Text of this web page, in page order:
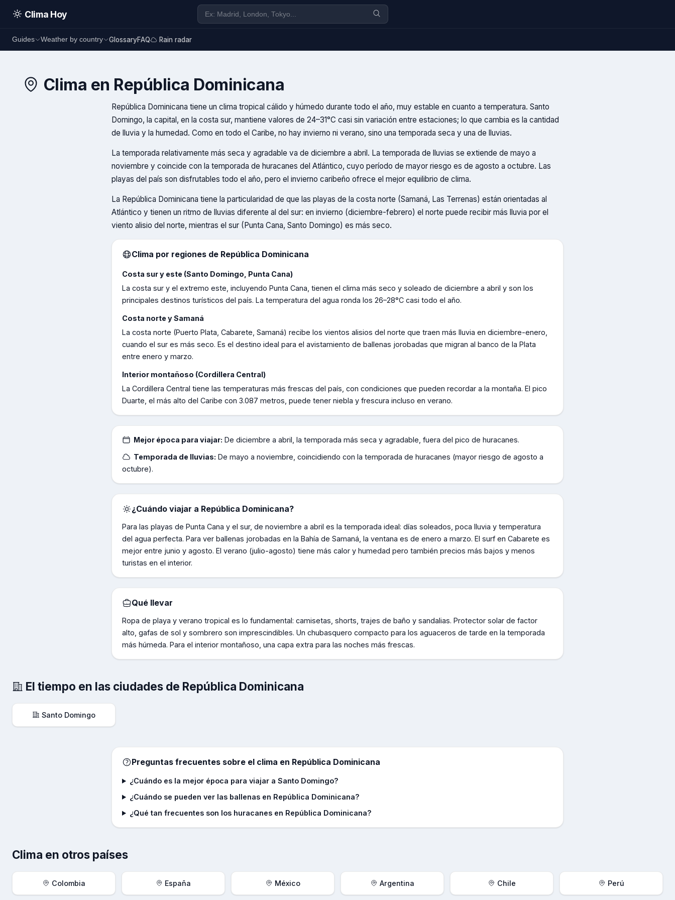
Clima Hoy
Guides Weather by country GlossaryFAQ Rain radar
Clima en República Dominicana
República Dominicana tiene un clima tropical cálido y húmedo durante todo el año, muy estable en cuanto a temperatura. Santo
Domingo, la capital, en la costa sur, mantiene valores de 24–31°C casi sin variación entre estaciones; lo que cambia es la cantidad
de lluvia y la humedad. Como en todo el Caribe, no hay invierno ni verano, sino una temporada seca y una de lluvias.
La temporada relativamente más seca y agradable va de diciembre a abril. La temporada de lluvias se extiende de mayo a
noviembre y coincide con la temporada de huracanes del Atlántico, cuyo período de mayor riesgo es de agosto a octubre. Las
playas del país son disfrutables todo el año, pero el invierno caribeño ofrece el mejor equilibrio de clima.
La República Dominicana tiene la particularidad de que las playas de la costa norte (Samaná, Las Terrenas) están orientadas al
Atlántico y tienen un ritmo de lluvias diferente al del sur: en invierno (diciembre-febrero) el norte puede recibir más lluvia por el
viento alisio del norte, mientras el sur (Punta Cana, Santo Domingo) es más seco.
Clima por regiones de República Dominicana
Costa sur y este (Santo Domingo, Punta Cana)
La costa sur y el extremo este, incluyendo Punta Cana, tienen el clima más seco y soleado de diciembre a abril y son los
principales destinos turísticos del país. La temperatura del agua ronda los 26–28°C casi todo el año.
Costa norte y Samaná
La costa norte (Puerto Plata, Cabarete, Samaná) recibe los vientos alisios del norte que traen más lluvia en diciembre-enero,
cuando el sur es más seco. Es el destino ideal para el avistamiento de ballenas jorobadas que migran al banco de la Plata
entre enero y marzo.
Interior montañoso (Cordillera Central)
La Cordillera Central tiene las temperaturas más frescas del país, con condiciones que pueden recordar a la montaña. El pico
Duarte, el más alto del Caribe con 3.087 metros, puede tener niebla y frescura incluso en verano.
Mejor época para viajar: De diciembre a abril, la temporada más seca y agradable, fuera del pico de huracanes.
Temporada de lluvias: De mayo a noviembre, coincidiendo con la temporada de huracanes (mayor riesgo de agosto a
octubre).
¿Cuándo viajar a República Dominicana?
Para las playas de Punta Cana y el sur, de noviembre a abril es la temporada ideal: días soleados, poca lluvia y temperatura
del agua perfecta. Para ver ballenas jorobadas en la Bahía de Samaná, la ventana es de enero a marzo. El surf en Cabarete es
mejor entre junio y agosto. El verano (julio-agosto) tiene más calor y humedad pero también precios más bajos y menos
turistas en el interior.
Qué llevar
Ropa de playa y verano tropical es lo fundamental: camisetas, shorts, trajes de baño y sandalias. Protector solar de factor
alto, gafas de sol y sombrero son imprescindibles. Un chubasquero compacto para los aguaceros de tarde en la temporada
más húmeda. Para el interior montañoso, una capa extra para las noches más frescas.
El tiempo en las ciudades de República Dominicana
Santo Domingo
Preguntas frecuentes sobre el clima en República Dominicana
¿Cuándo es la mejor época para viajar a Santo Domingo?
¿Cuándo se pueden ver las ballenas en República Dominicana?
¿Qué tan frecuentes son los huracanes en República Dominicana?
Clima en otros países
Colombia España México Argentina Chile Perú